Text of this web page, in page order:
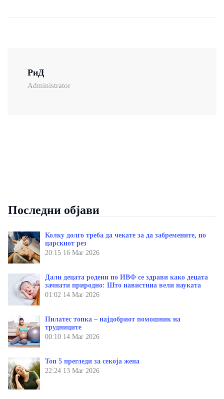
РиД
Administrator
Последни објави
Колку долго треба да чекате за да забремените, по
царскиот рез
20:15 16 Mar 2026
Дали децата родени по ИВФ се здрави како децата
зачнати природно: Што навистина вели науката
01:02 14 Mar 2026
Пилатес топка – најдобриот помошник на
трудниците
00:10 14 Mar 2026
Топ 5 прегледи за секоја жена
22:24 13 Mar 2026